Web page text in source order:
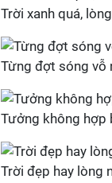
Trời xanh quá,
Từng đợt sóng vỗ
Tưởng không hợp
Trời đẹp hay lòng